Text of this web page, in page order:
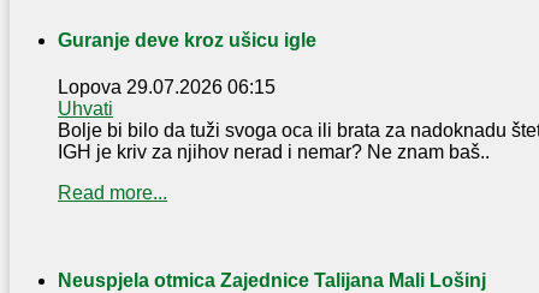
Guranje deve kroz ušicu igle
Lopova 29.07.2026 06:15
Uhvati
Bolje bi bilo da tuži svoga oca ili brata za nadoknadu
IGH je kriv za njihov nerad i nemar? Ne znam baš..
Read more...
Neuspjela otmica Zajednice Talijana Mali Lošinj